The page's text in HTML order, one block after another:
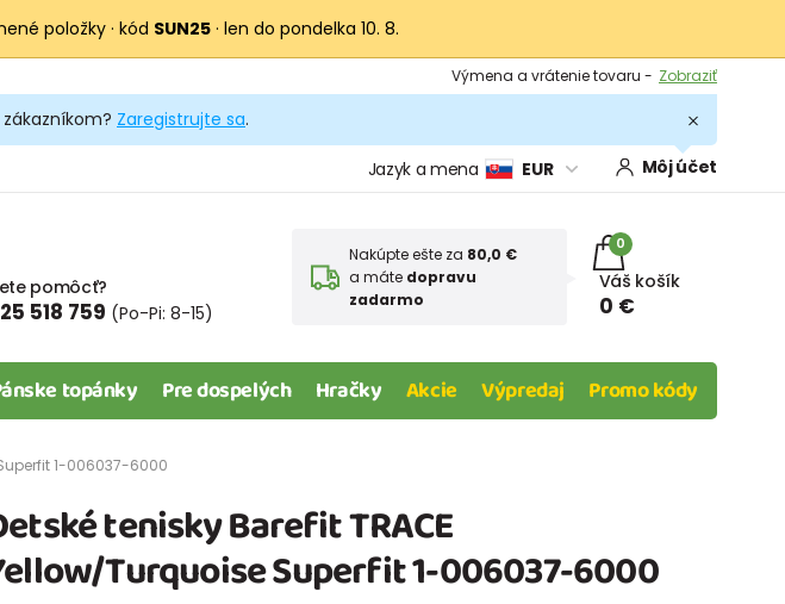
položky · kód SUN25 · len do pondelka 10. 8.
Výmena a vrátenie tovaru - Zobraziť
Podmienky
Zaregistrujte sa.
Jazyk a mena EUR Môj účet
pomôcť?
518 759 (Po-Pi: 8-15)
Nakúpte ešte za 80,0 €
a máte dopravu
zadarmo
0
Váš košík
0 €
topánky Pre dospelých Hračky Akcie Výpredaj Promo kódy
1-006037-6000
tenisky Barefit TRACE
Turquoise Superfit 1-006037-6000